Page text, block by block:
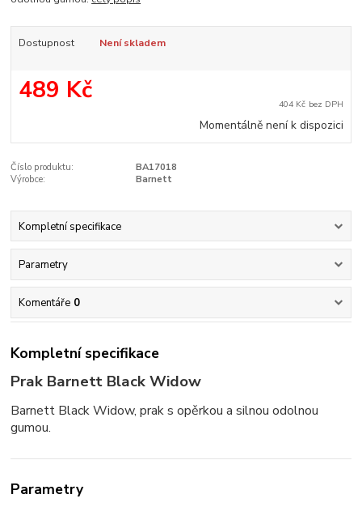
Dostupnost Není skladem
489 Kč 404 Kč bez DPH
Momentálně není k dispozici
Číslo produktu:
BA17018
Výrobce:
Barnett
Kompletní specifikace
Parametry
Komentáře 0
Kompletní specifikace
Prak Barnett Black Widow
Barnett Black Widow, prak s opěrkou a silnou odolnou
gumou.
Parametry